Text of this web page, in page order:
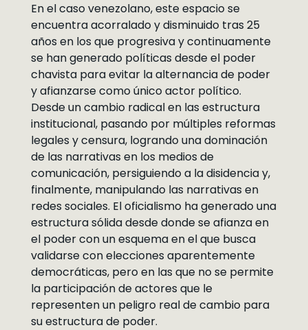
En el caso venezolano, este espacio se
encuentra acorralado y disminuido tras 25
años en los que progresiva y continuamente
se han generado políticas desde el poder
chavista para evitar la alternancia de poder
y afianzarse como único actor político.
Desde un cambio radical en las estructura
institucional, pasando por múltiples reformas
legales y censura, logrando una dominación
de las narrativas en los medios de
comunicación, persiguiendo a la disidencia y,
finalmente, manipulando las narrativas en
redes sociales. El oficialismo ha generado una
estructura sólida desde donde se afianza en
el poder con un esquema en el que busca
validarse con elecciones aparentemente
democráticas, pero en las que no se permite
la participación de actores que le
representen un peligro real de cambio para
su estructura de poder.